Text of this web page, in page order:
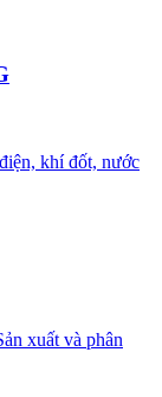
khí đốt, nước
xuất và phân